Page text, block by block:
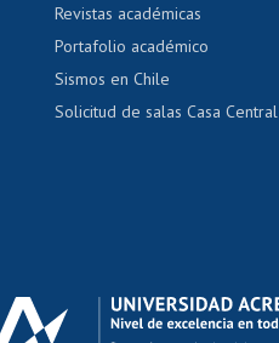
Revistas académicas
Portafolio académico
Sismos en Chile
Solicitud de salas Casa Central